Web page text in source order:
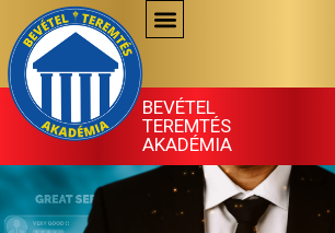
to
content
BEVÉTEL
TEREMTÉS
AKADÉMIA